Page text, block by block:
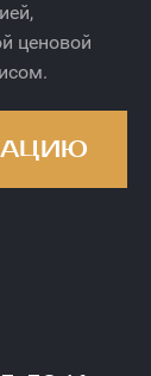
ценовой